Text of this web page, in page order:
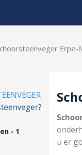
Erpe-
- 1
u er